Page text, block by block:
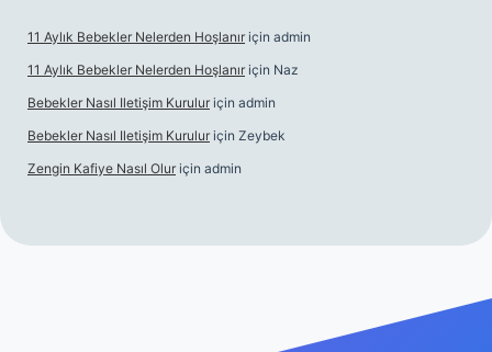
11 Aylık Bebekler Nelerden Hoşlanır için admin
11 Aylık Bebekler Nelerden Hoşlanır için Naz
Bebekler Nasıl Iletişim Kurulur için admin
Bebekler Nasıl Iletişim Kurulur için Zeybek
Zengin Kafiye Nasıl Olur için admin